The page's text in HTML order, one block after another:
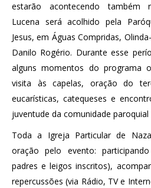
estarão acontecendo também
Lucena será acolhido pela
Jesus, em Águas Compridas,
Danilo Rogério. Durante esse
alguns momentos do programa
visita às capelas, oração do
eucarísticas, catequeses e
juventude da comunidade
Toda a Igreja Particular de
oração pelo evento:
padres e leigos inscritos),
repercussões (via Rádio, TV e